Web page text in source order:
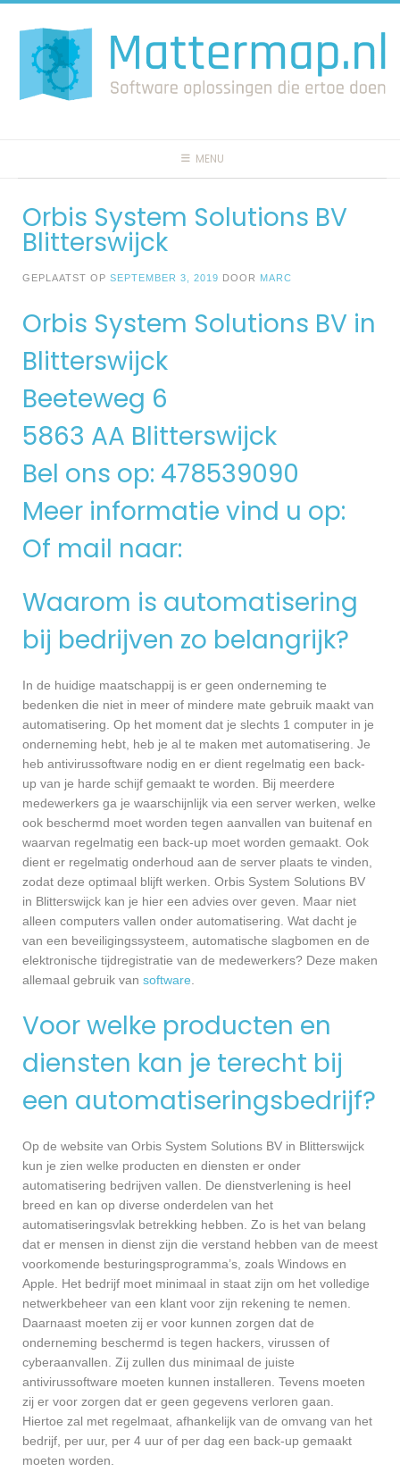
naar
inhoud
MENU
Orbis System Solutions BV
Blitterswijck
GEPLAATST OP SEPTEMBER 3, 2019 DOOR MARC
Orbis System Solutions BV in
Blitterswijck
Beeteweg 6
5863 AA Blitterswijck
Bel ons op: 478539090
Meer informatie vind u op:
Of mail naar:
Waarom is automatisering
bij bedrijven zo belangrijk?
In de huidige maatschappij is er geen onderneming te
bedenken die niet in meer of mindere mate gebruik maakt van
automatisering. Op het moment dat je slechts 1 computer in je
onderneming hebt, heb je al te maken met automatisering. Je
heb antivirussoftware nodig en er dient regelmatig een back-
up van je harde schijf gemaakt te worden. Bij meerdere
medewerkers ga je waarschijnlijk via een server werken, welke
ook beschermd moet worden tegen aanvallen van buitenaf en
waarvan regelmatig een back-up moet worden gemaakt. Ook
dient er regelmatig onderhoud aan de server plaats te vinden,
zodat deze optimaal blijft werken. Orbis System Solutions BV
in Blitterswijck kan je hier een advies over geven. Maar niet
alleen computers vallen onder automatisering. Wat dacht je
van een beveiligingssysteem, automatische slagbomen en de
elektronische tijdregistratie van de medewerkers? Deze maken
allemaal gebruik van software
Voor welke producten en
diensten kan je terecht bij
een automatiseringsbedrijf?
Op de website van Orbis System Solutions BV in Blitterswijck
kun je zien welke producten en diensten er onder
automatisering bedrijven vallen. De dienstverlening is heel
breed en kan op diverse onderdelen van het
automatiseringsvlak betrekking hebben. Zo is het van belang
dat er mensen in dienst zijn die verstand hebben van de meest
voorkomende besturingsprogramma’s, zoals Windows en
Apple. Het bedrijf moet minimaal in staat zijn om het volledige
netwerkbeheer van een klant voor zijn rekening te nemen.
Daarnaast moeten zij er voor kunnen zorgen dat de
onderneming beschermd is tegen hackers, virussen of
cyberaanvallen. Zij zullen dus minimaal de juiste
antivirussoftware moeten kunnen installeren. Tevens moeten
zij er voor zorgen dat er geen gegevens verloren gaan.
Hiertoe zal met regelmaat, afhankelijk van de omvang van het
bedrijf, per uur, per 4 uur of per dag een back-up gemaakt
moeten worden.